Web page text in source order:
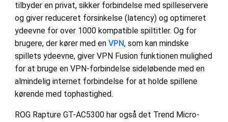
tilbyder en privat, sikker forbindelse med spilleservere
og giver reduceret forsinkelse (latency) og optimeret
ydeevne for over 1000 kompatible spiltitler. Og for
brugere, der kører med enVPN, som kan mindske
spillets ydeevne, giver VPN Fusion funktionen mulighed
for at bruge en VPN-forbindelse sideløbende med en
almindelig internet forbindelse for at holde spillene
kørende med tophastighed.
ROG Rapture GT-AC5300 har også det Trend Micro-